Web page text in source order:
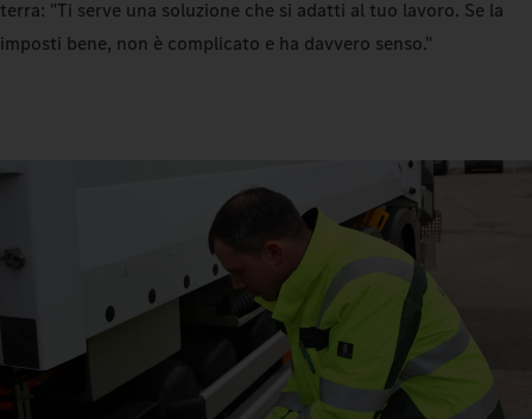
terra: "Ti serve una soluzione che si adatti al tuo lavoro. Se la
imposti bene, non è complicato e ha davvero senso."